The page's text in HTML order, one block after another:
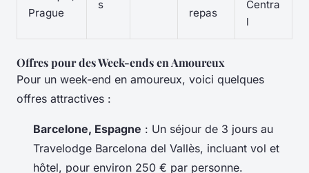
Prague
s
repas
Centra
l
Offres pour des Week-ends en Amoureux
Pour un week-end en amoureux, voici quelques
offres attractives :
Barcelone, Espagne : Un séjour de 3 jours au
Travelodge Barcelona del Vallès, incluant vol et
hôtel, pour environ 250 € par personne.